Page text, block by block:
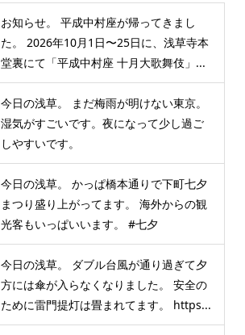
お知らせ。 平成中村座が帰ってきまし
た。 2026年10月1日〜25日に、浅草寺本
堂裏にて「平成中村座 十月大歌舞伎」...
今日の浅草。 まだ梅雨が明けない東京。
湿気がすごいです。夜になって少し過ご
しやすいです。
今日の浅草。 かっぱ橋本通りで下町七夕
まつり盛り上がってます。 海外からの観
光客もいっぱいいます。 #七夕
今日の浅草。 ダブル台風が通り過ぎて夕
方には傘が入らなくなりました。 安全の
ために雷門提灯は畳まれてます。 https...